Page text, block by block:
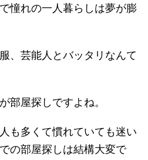
憧れの一人暮らしは夢が膨
、芸能人とバッタリなんて
部屋探しですよね。
も多くて慣れていても迷い
の部屋探しは結構大変で